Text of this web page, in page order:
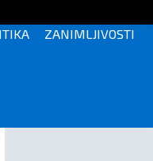
ZANIMLJIVOSTI